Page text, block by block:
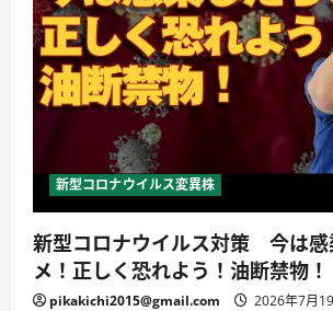
新型コロナウイルス変異株
新型コロナウイルス対策 今は感
メ！正しく恐れよう！油断禁物！
pikakichi2015@gmail.com 2026年7月